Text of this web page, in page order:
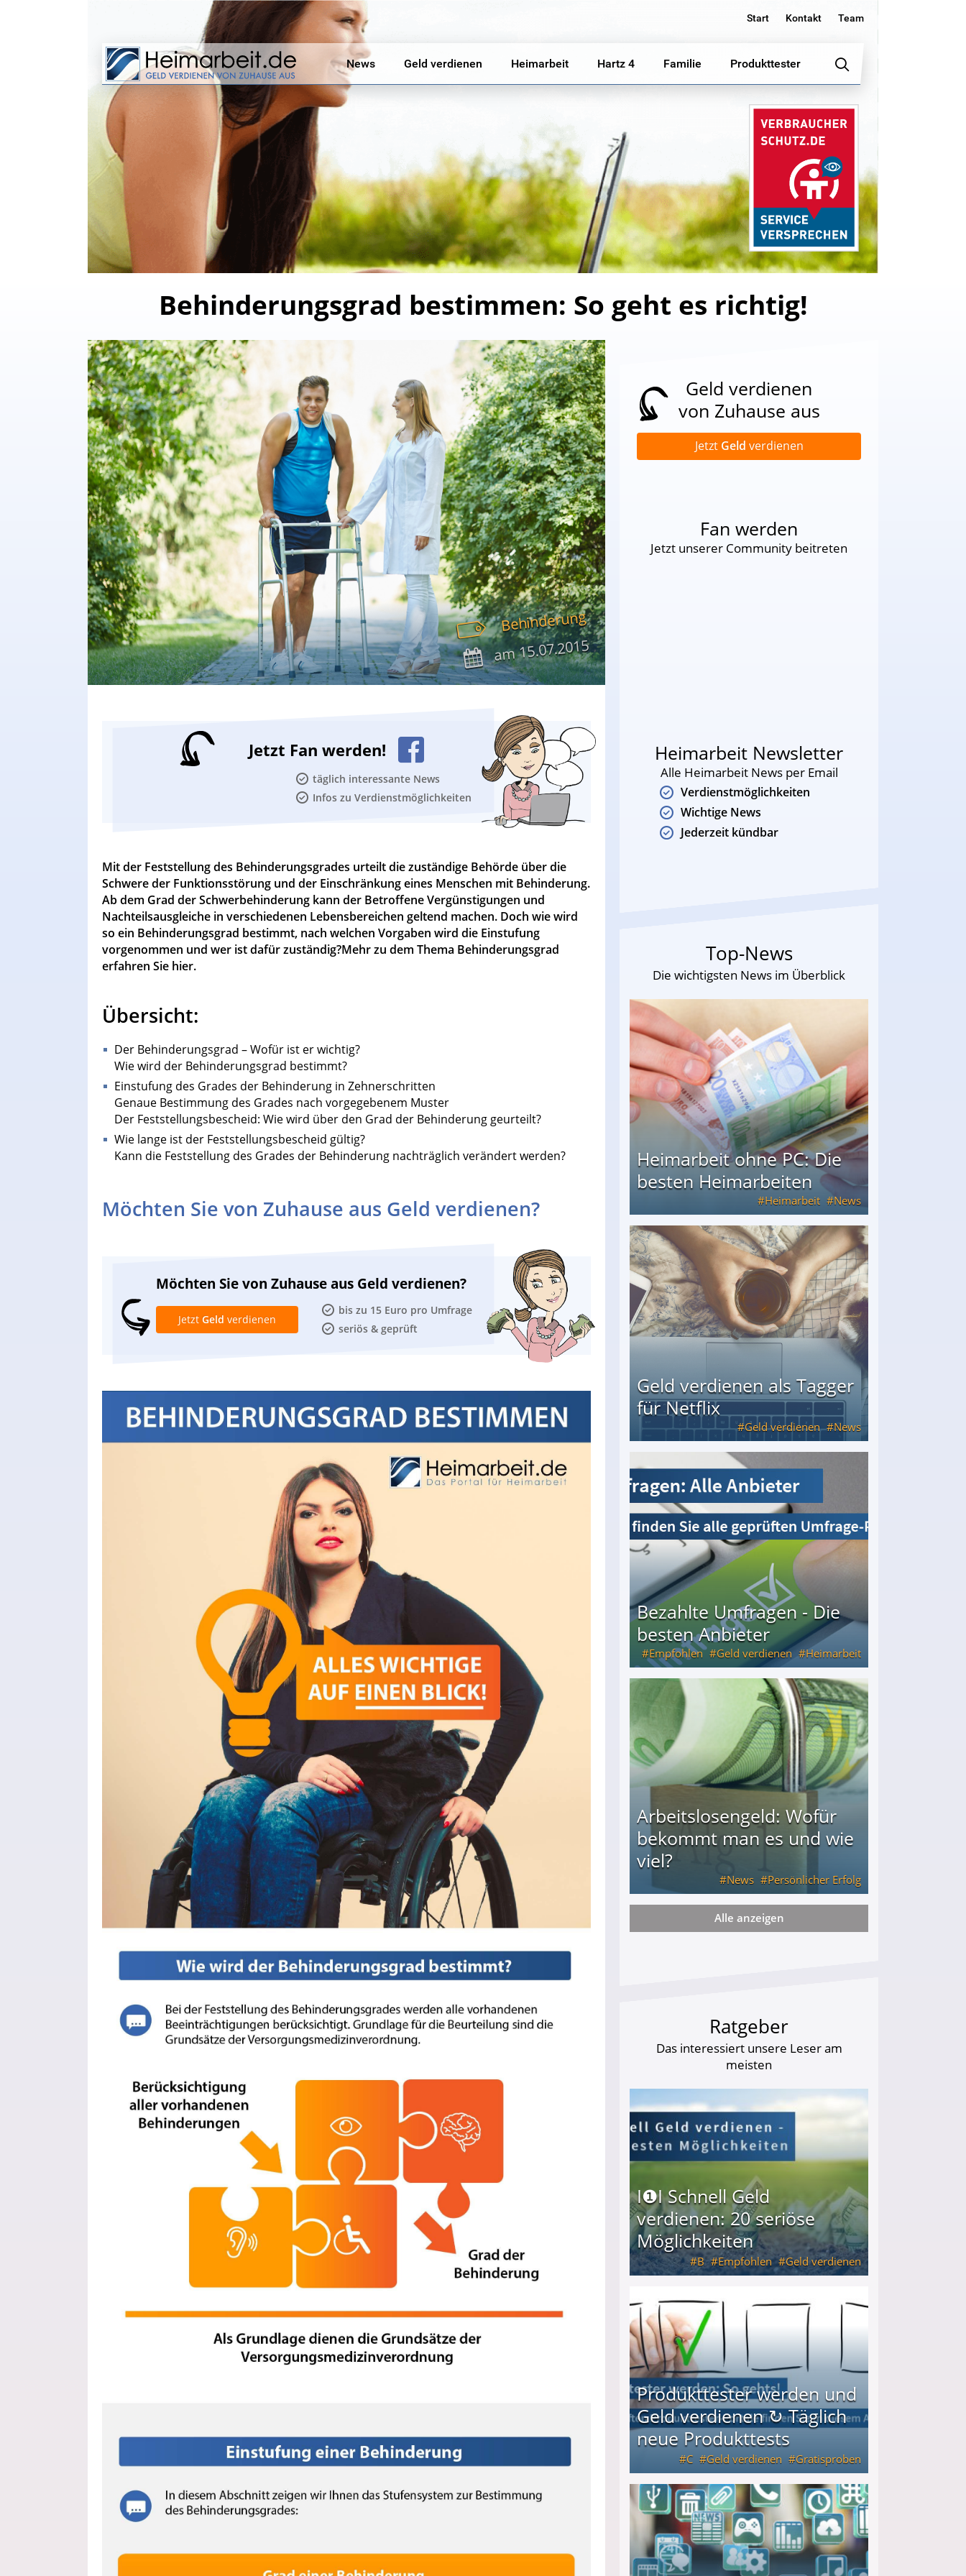
Start Kontakt Team
News Geld verdienen Heimarbeit Hartz 4 Familie Produkttester
Behinderungsgrad bestimmen: So geht es richtig!
Behinderung
am15.07.2015
Jetzt Fan werden!
täglich interessante News
Infos zu Verdienstmöglichkeiten
Mit der Feststellung des Behinderungsgrades urteilt die zuständige Behörde über die
Schwere der Funktionsstörung und der Einschränkung eines Menschen mit Behinderung.
Ab dem Grad der Schwerbehinderung kann der Betroffene Vergünstigungen und
Nachteilsausgleiche in verschiedenen Lebensbereichen geltend machen. Doch wie wird
so ein Behinderungsgrad bestimmt, nach welchen Vorgaben wird die Einstufung
vorgenommen und wer ist dafür zuständig?Mehr zu dem Thema Behinderungsgrad
erfahren Sie hier.
Übersicht:
Der Behinderungsgrad – Wofür ist er wichtig?
Wie wird der Behinderungsgrad bestimmt?
Einstufung des Grades der Behinderung in Zehnerschritten
Genaue Bestimmung des Grades nach vorgegebenem Muster
Der Feststellungsbescheid: Wie wird über den Grad der Behinderung geurteilt?
Wie lange ist der Feststellungsbescheid gültig?
Kann die Feststellung des Grades der Behinderung nachträglich verändert werden?
Möchten Sie von Zuhause aus Geld verdienen?
Möchten Sie von Zuhause aus Geld verdienen?
bis zu 15 Euro pro Umfrage
seriös & geprüft
Jetzt Geld verdienen
Geld verdienen
von Zuhause aus
Jetzt Geld verdienen
Fan werden
Jetzt unserer Community beitreten
Heimarbeit Newsletter
Alle Heimarbeit News per Email
Verdienstmöglichkeiten
Wichtige News
Jederzeit kündbar
Top-News
Die wichtigsten News im Überblick
Heimarbeit ohne PC: Die
besten Heimarbeiten
Heimarbeit News
Heimarbeit ohne PC: Die besten Heimarbeiten
Geld verdienen als Tagger
für Netflix
Geld verdienen News
Geld verdienen als Tagger für Netflix
Bezahlte Umfragen - Die
besten Anbieter
Empfohlen Geld verdienen Heimarbeit
Bezahlte Umfragen - Die besten Anbieter
Arbeitslosengeld: Wofür
bekommt man es und wie
viel?
News Persönlicher Erfolg
Arbeitslosengeld: Wofür bekommt man es und wie viel?
Alle anzeigen
Ratgeber
Das interessiert unsere Leser am
meisten
I❶I Schnell Geld
verdienen: 20 seriöse
Möglichkeiten
B Empfohlen Geld verdienen
I❶I Schnell Geld verdienen: 20 seriöse Möglichkeiten
Produkttester werden und
Geld verdienen ↻ Täglich
neue Produkttests
C Geld verdienen Gratisproben
Produkttester werden und Geld verdienen ↻ Täglich neue Produkttests